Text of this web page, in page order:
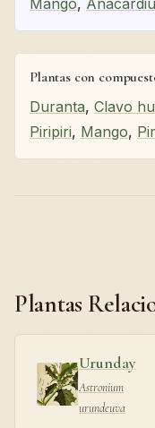
Plantas con
Duranta, Clavo
Piripiri, Mango,
Plantas
Urunday
Astronium
urundeuva